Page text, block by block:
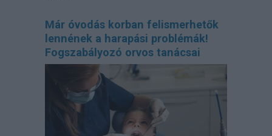
Már óvodás korban felismerhetők
lennének a harapási problémák!
Fogszabályozó orvos tanácsai